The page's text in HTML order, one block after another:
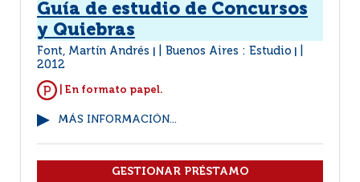
Guía de estudio de Concursos
y Quiebras
Font, Martín Andrés Buenos Aires : Estudio
2012
| En formato papel.
MÁS INFORMACIÓN...